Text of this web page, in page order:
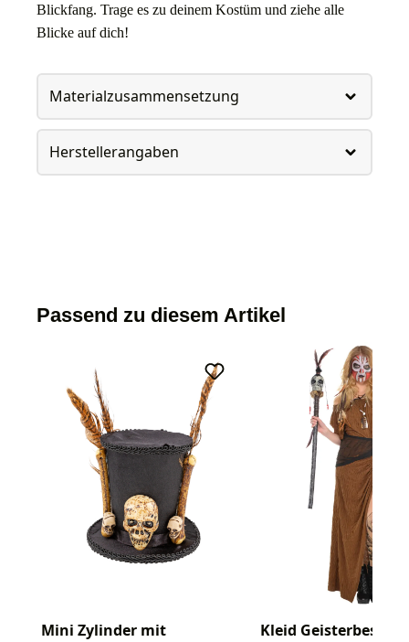
Blickfang. Trage es zu deinem Kostüm und ziehe alle
Blicke auf dich!
Materialzusammensetzung
Herstellerangaben
Passend zu diesem Artikel
Mini Zylinder mit
Kleid